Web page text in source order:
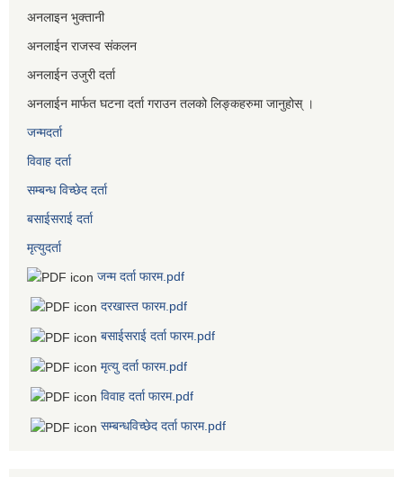
अनलाइन भुक्तानी
अनलाईन राजस्व संकलन
अनलाईन उजुरी दर्ता
अनलाईन मार्फत घटना दर्ता गराउन तलको लिङ्कहरुमा जानुहोस् ।
जन्मदर्ता
विवाह दर्ता
सम्बन्ध विच्छेद दर्ता
बसाईसराई दर्ता
मृत्युदर्ता
जन्म दर्ता फारम.pdf
दरखास्त फारम.pdf
बसाईसराई दर्ता फारम.pdf
मृत्यु दर्ता फारम.pdf
विवाह दर्ता फारम.pdf
सम्बन्धविच्छेद दर्ता फारम.pdf